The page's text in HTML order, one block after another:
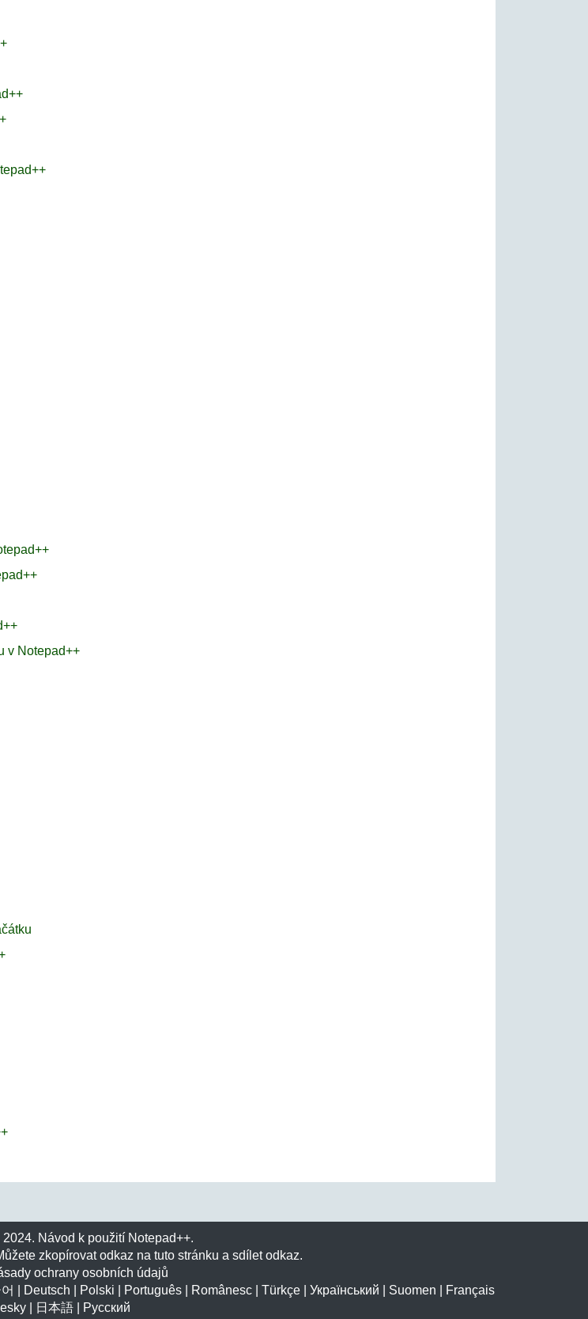
v Notepad++
Návod k použití Notepad++.
zkopírovat odkaz na tuto stránku a sdílet odkaz.
ochrany osobních údajů
Deutsch Polski Português| Românesc| Türkçe| Український Suomen
Français
| 日本語| Русский